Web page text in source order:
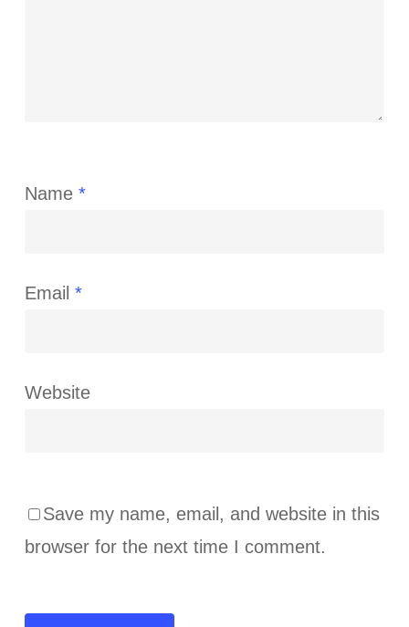
Name *
Email *
Website
Save my name, email, and website in this
browser for the next time I comment.